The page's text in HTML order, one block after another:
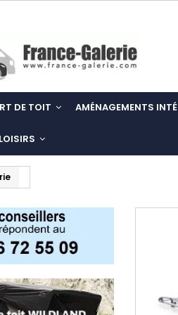
DE TOIT AMÉNAGEMENTS